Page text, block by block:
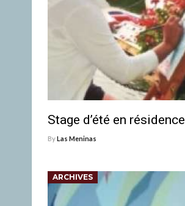
Stage d’été en résidence
ByLas Meninas
ARCHIVES